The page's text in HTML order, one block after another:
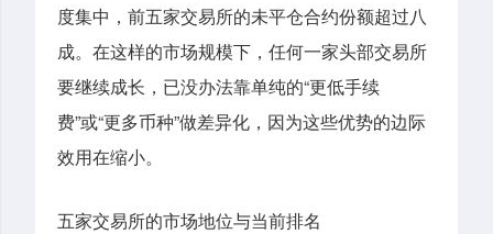
度集中，前五家交易所的未平仓合约份额超过八
成。在这样的市场规模下，任何一家头部交易所
要继续成长，已没办法靠单纯的“更低手续
费”或“更多币种”做差异化，因为这些优势的边际
效用在缩小。
五家交易所的市场地位与当前排名